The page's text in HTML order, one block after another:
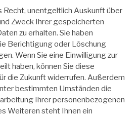
Recht, unentgeltlich Auskunft über
Zweck Ihrer gespeicherten
zu erhalten. Sie haben
Berichtigung oder Löschung
Wenn Sie eine Einwilligung zur
haben, können Sie diese
die Zukunft widerrufen. Außerdem
bestimmten Umständen die
Ihrer personenbezogenen
Weiteren steht Ihnen ein